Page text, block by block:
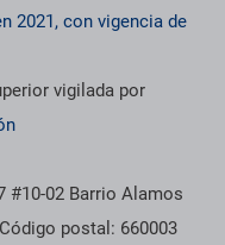
2021, con vigencia de
vigilada por
#10-02 Barrio Alamos
postal: 660003